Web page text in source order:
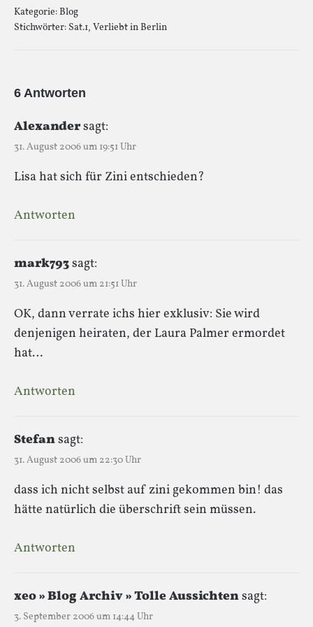
Kategorie:Blog
Stichwörter: Sat.1, Verliebt in Berlin
6 Antworten
Alexandersagt:
31. August 2006 um 19:51 Uhr
Lisa hat sich für Zini entschieden?
Antworten
mark793sagt:
31. August 2006 um 21:51 Uhr
OK, dann verrate ichs hier exklusiv: Sie wird
denjenigen heiraten, der Laura Palmer ermordet
hat…
Antworten
Stefansagt:
31. August 2006 um 22:30 Uhr
dass ich nicht selbst auf zini gekommen bin! das
hätte natürlich die überschrift sein müssen.
Antworten
xeo » Blog Archiv » Tolle Aussichtensagt:
3. September 2006 um 14:44 Uhr